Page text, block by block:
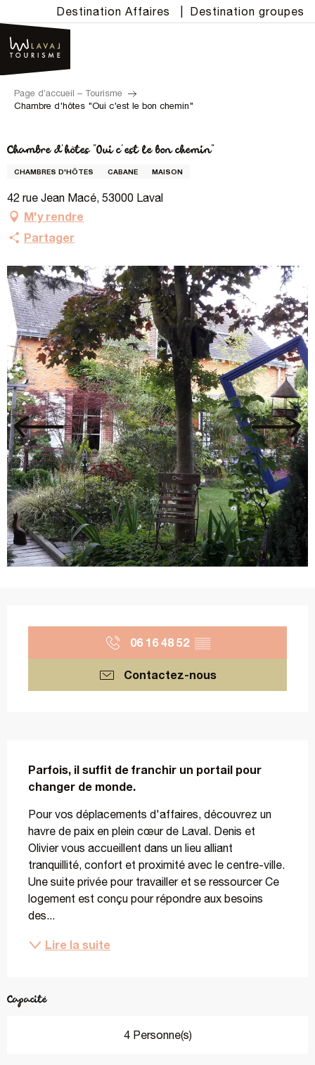
au
contenu
principal
Destination Affaires Destination groupes
Page d’accueil – Tourisme
Chambre d'hôtes "Oui c'est le bon chemin"
Chambre d'hôtes "Oui c'est le bon chemin"
CHAMBRES D'HÔTES CABANE MAISON
42 rue Jean Macé, 53000 Laval
M'y rendre
Partager
06 16 48 52 ▒▒
Contactez-nous
Parfois, il suffit de franchir un portail pour
changer de monde.
Pour vos déplacements d'affaires, découvrez un
havre de paix en plein cœur de Laval. Denis et
Olivier vous accueillent dans un lieu alliant
tranquillité, confort et proximité avec le centre-ville.
Une suite privée pour travailler et se ressourcer Ce
logement est conçu pour répondre aux besoins
des...
Lire la suite
Capacité
4 Personne(s)